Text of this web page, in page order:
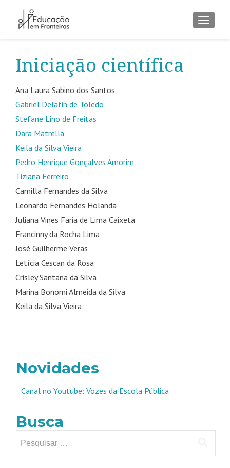
Iniciação científica
Ana Laura Sabino dos Santos
Gabriel Delatin de Toledo
Stefane Lino de Freitas
Dara Matrella
Keila da Silva Vieira
Pedro Henrique Gonçalves Amorim
Tiziana Ferreiro
Camilla Fernandes da Silva
Leonardo Fernandes Holanda
Juliana Vines Faria de Lima Caixeta
Francinny da Rocha Lima
José Guilherme Veras
Letícia Cescan da Rosa
Crisley Santana da Silva
Marina Bonomi Almeida da Silva
Keila da Silva Vieira
Novidades
Canal no Youtube: Vozes da Escola Pública
Busca
por: